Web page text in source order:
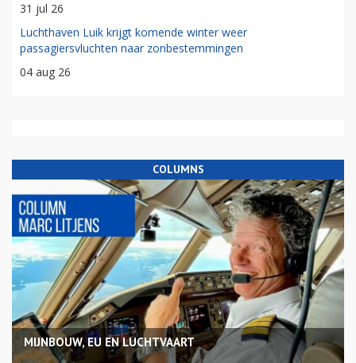
31 jul 26
Luchthaven Luik krijgt komende winter weer
passagiersvluchten naar zonbestemmingen
04 aug 26
COLUMNS
MIJNBOUW, EU EN LUCHTVAART